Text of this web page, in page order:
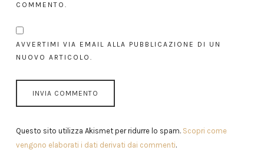
COMMENTO.
AVVERTIMI VIA EMAIL ALLA PUBBLICAZIONE DI UN
NUOVO ARTICOLO.
Questo sito utilizza Akismet per ridurre lo spam. Scopri come
vengono elaborati i dati derivati dai commenti.